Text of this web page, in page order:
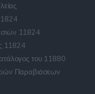
11824
11824
του 11880
Παραβιάσεων